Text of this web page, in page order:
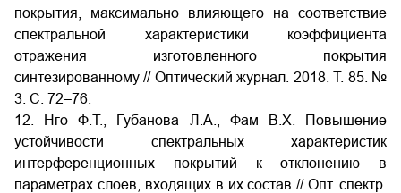
покрытия, максимально влияющего на соответствие
спектральной характеристики коэффициента
отражения изготовленного покрытия
синтезированному // Оптический журнал. 2018. Т. 85. №
3. С. 72–76.
12. Нго Ф.Т., Губанова Л.А., Фам В.Х. Повышение
устойчивости спектральных характеристик
интерференционных покрытий к отклонению в
параметрах слоев, входящих в их состав // Опт. спектр.